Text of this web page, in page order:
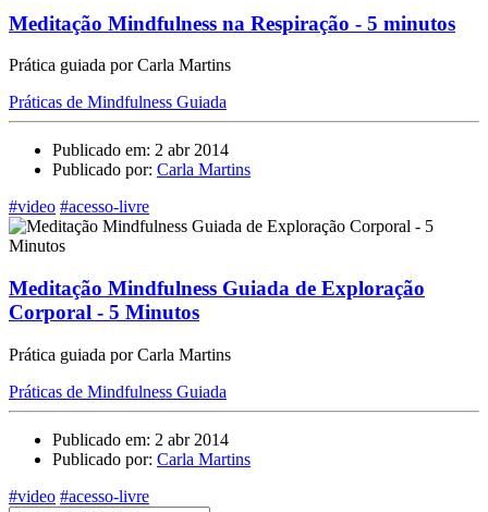
Meditação Mindfulness na Respiração - 5 minutos
Prática guiada por Carla Martins
Práticas de Mindfulness Guiada
Publicado em: 2 abr 2014
Publicado por: Carla Martins
#video #acesso-livre
Meditação Mindfulness Guiada de Exploração
Corporal - 5 Minutos
Prática guiada por Carla Martins
Práticas de Mindfulness Guiada
Publicado em: 2 abr 2014
Publicado por: Carla Martins
#video #acesso-livre